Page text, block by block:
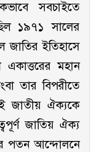
সবচাইতে
১৯৭১ সালের
জাতির ইতিহাসে
মহান
তার বিপরীতে
জাতীয় ঐক্যকে
জাতিয় ঐক্য
পতন আন্দোলনে